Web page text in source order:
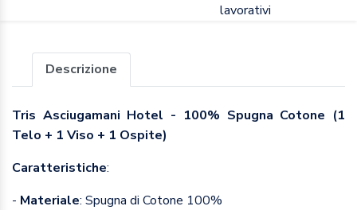
lavorativi
Descrizione
Tris Asciugamani Hotel - 100% Spugna Cotone (1
Telo + 1 Viso + 1 Ospite)
Caratteristiche:
- Materiale: Spugna di Cotone 100%